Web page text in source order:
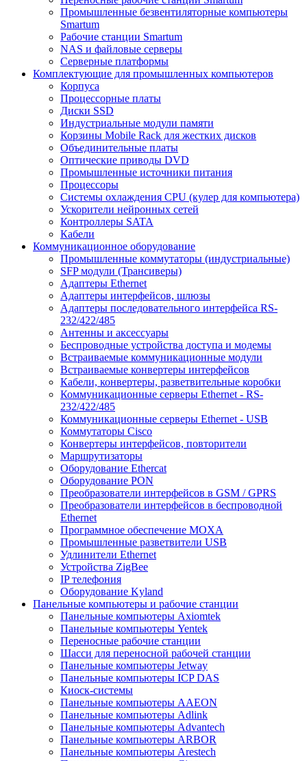
Промышленные безвентиляторные компьютеры
Smartum
Рабочие станции Smartum
NAS и файловые серверы
Серверные платформы
Комплектующие для промышленных компьютеров
Корпуса
Процессорные платы
Диски SSD
Индустриальные модули памяти
Корзины Mobile Rack для жестких дисков
Объединительные платы
Оптические приводы DVD
Промышленные источники питания
Процессоры
Системы охлаждения CPU (кулер для компьютера)
Ускорители нейронных сетей
Контроллеры SATA
Кабели
Коммуникационное оборудование
Промышленные коммутаторы (индустриальные)
SFP модули (Трансиверы)
Адаптеры Ethernet
Адаптеры интерфейсов, шлюзы
Адаптеры последовательного интерфейса RS-
232/422/485
Антенны и аксессуары
Беспроводные устройства доступа и модемы
Встраиваемые коммуникационные модули
Встраиваемые конвертеры интерфейсов
Кабели, конвертеры, разветвительные коробки
Коммуникационные серверы Ethernet - RS-
232/422/485
Коммуникационные серверы Ethernet - USB
Коммутаторы Cisco
Конвертеры интерфейсов, повторители
Маршрутизаторы
Оборудование Ethercat
Оборудование PON
Преобразователи интерфейсов в GSM / GPRS
Преобразователи интерфейсов в беспроводной
Ethernet
Программное обеспечение MOXA
Промышленные разветвители USB
Удлинители Ethernet
Устройства ZigBee
IP телефония
Оборудование Kyland
Панельные компьютеры и рабочие станции
Панельные компьютеры Axiomtek
Панельные компьютеры Yentek
Переносные рабочие станции
Шасси для переносной рабочей станции
Панельные компьютеры Jetway
Панельные компьютеры ICP DAS
Киоск-системы
Панельные компьютеры AAEON
Панельные компьютеры Adlink
Панельные компьютеры Advantech
Панельные компьютеры ARBOR
Панельные компьютеры Arestech